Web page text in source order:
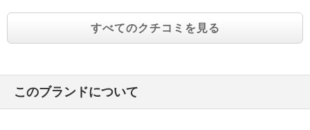
すべてのクチコミを見る
このブランドについて